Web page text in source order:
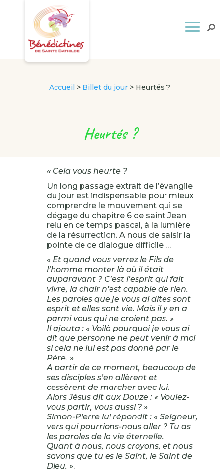
Accueil > Billet du jour > Heurtés ?
Heurtés ?
« Cela vous heurte ?
Un long passage extrait de l’évangile
du jour est indispensable pour mieux
comprendre le mouvement qui se
dégage du chapitre 6 de saint Jean
relu en ce temps pascal, à la lumière
de la résurrection. A nous de saisir la
pointe de ce dialogue difficile …
« Et quand vous verrez le Fils de
l’homme monter là où il était
auparavant ? C’est l’esprit qui fait
vivre, la chair n’est capable de rien.
Les paroles que je vous ai dites sont
esprit et elles sont vie. Mais il y en a
parmi vous qui ne croient pas. »
Il ajouta : « Voilà pourquoi je vous ai
dit que personne ne peut venir à moi
si cela ne lui est pas donné par le
Père. »
A partir de ce moment, beaucoup de
ses disciples s’en allèrent et
cessèrent de marcher avec lui.
Alors Jésus dit aux Douze : « Voulez-
vous partir, vous aussi ? »
Simon-Pierre lui répondit : « Seigneur,
vers qui pourrions-nous aller ? Tu as
les paroles de la vie éternelle.
Quant à nous, nous croyons, et nous
savons que tu es le Saint, le Saint de
Dieu. ».